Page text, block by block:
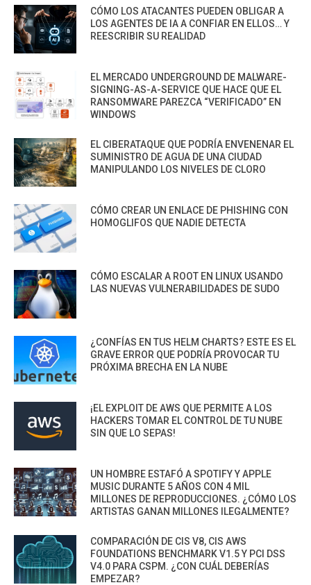
CÓMO LOS ATACANTES PUEDEN OBLIGAR A
LOS AGENTES DE IA A CONFIAR EN ELLOS… Y
REESCRIBIR SU REALIDAD
EL MERCADO UNDERGROUND DE MALWARE-
SIGNING-AS-A-SERVICE QUE HACE QUE EL
RANSOMWARE PAREZCA “VERIFICADO” EN
WINDOWS
EL CIBERATAQUE QUE PODRÍA ENVENENAR EL
SUMINISTRO DE AGUA DE UNA CIUDAD
MANIPULANDO LOS NIVELES DE CLORO
CÓMO CREAR UN ENLACE DE PHISHING CON
HOMOGLIFOS QUE NADIE DETECTA
CÓMO ESCALAR A ROOT EN LINUX USANDO
LAS NUEVAS VULNERABILIDADES DE SUDO
¿CONFÍAS EN TUS HELM CHARTS? ESTE ES EL
GRAVE ERROR QUE PODRÍA PROVOCAR TU
PRÓXIMA BRECHA EN LA NUBE
¡EL EXPLOIT DE AWS QUE PERMITE A LOS
HACKERS TOMAR EL CONTROL DE TU NUBE
SIN QUE LO SEPAS!
UN HOMBRE ESTAFÓ A SPOTIFY Y APPLE
MUSIC DURANTE 5 AÑOS CON 4 MIL
MILLONES DE REPRODUCCIONES. ¿CÓMO LOS
ARTISTAS GANAN MILLONES ILEGALMENTE?
COMPARACIÓN DE CIS V8, CIS AWS
FOUNDATIONS BENCHMARK V1.5 Y PCI DSS
V4.0 PARA CSPM. ¿CON CUÁL DEBERÍAS
EMPEZAR?